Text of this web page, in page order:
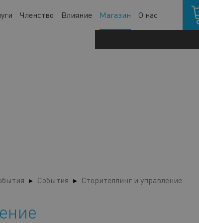
Членство Влияние Магазин О нас
События Сторителлинг и управление